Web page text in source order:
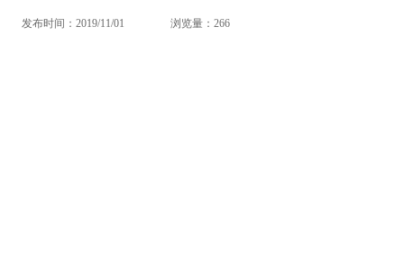
发布时间：2019/11/01 浏览量：266